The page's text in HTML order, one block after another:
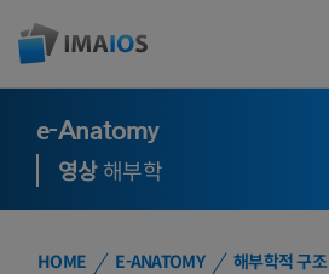
e-Anatomy
영상해부학
HOME E-ANATOMY 해부학적 구조